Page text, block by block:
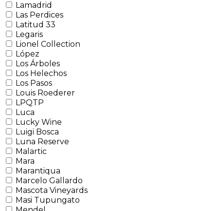
Lamadrid
Las Perdices
Latitud 33
Legaris
Lionel Collection
López
Los Árboles
Los Helechos
Los Pasos
Louis Roederer
LPQTP
Luca
Lucky Wine
Luigi Bosca
Luna Reserve
Malartic
Mara
Marantiqua
Marcelo Gallardo
Mascota Vineyards
Masi Tupungato